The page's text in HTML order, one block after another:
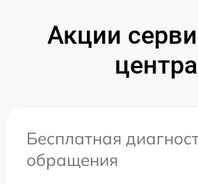
Акции
центра
Бесплатная
обращения